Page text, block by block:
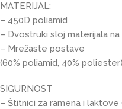
MATERIJAL:
– 450D poliamid
– Dvostruki sloj materijala
– Mrežaste postave
(60% poliamid, 40% poliester)
SIGURNOST
– Štitnici za ramena i